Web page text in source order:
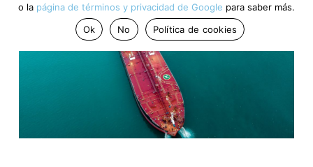
o la página de términos y privacidad de Google para saber más.
Ok
No Política de cookies